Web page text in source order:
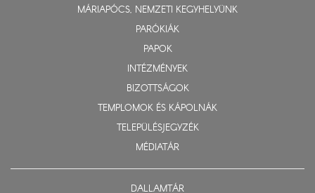
MÁRIAPÓCS, NEMZETI KEGYHELYÜNK
PARÓKIÁK
PAPOK
INTÉZMÉNYEK
BIZOTTSÁGOK
TEMPLOMOK ÉS KÁPOLNÁK
TELEPÜLÉSJEGYZÉK
MÉDIATÁR
DALLAMTÁR